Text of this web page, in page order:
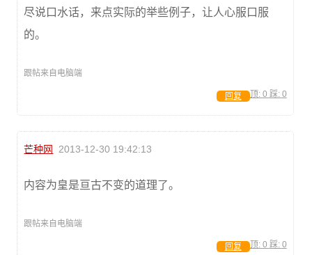
尽说口水话，来点实际的举些例子，让人心服口服
的。
跟帖来自电脑端
顶: 0 踩: 0
回复
芒种网 2013-12-30 19:42:13
内容为皇是亘古不变的道理了。
跟帖来自电脑端
顶: 0 踩: 0
回复